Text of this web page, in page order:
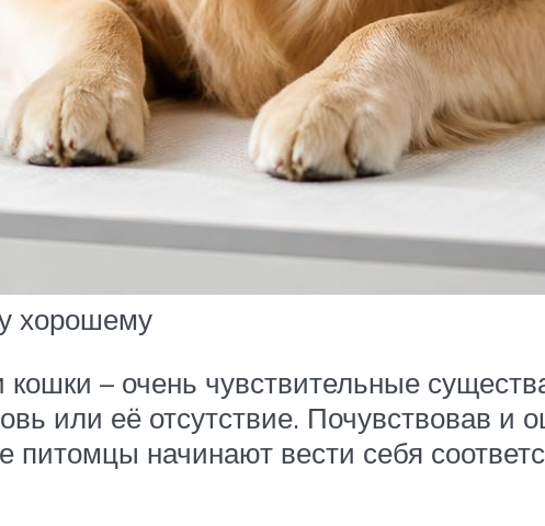
хорошему
– очень чувствительные
или её отсутствие. Почувствовав и
начинают вести себя